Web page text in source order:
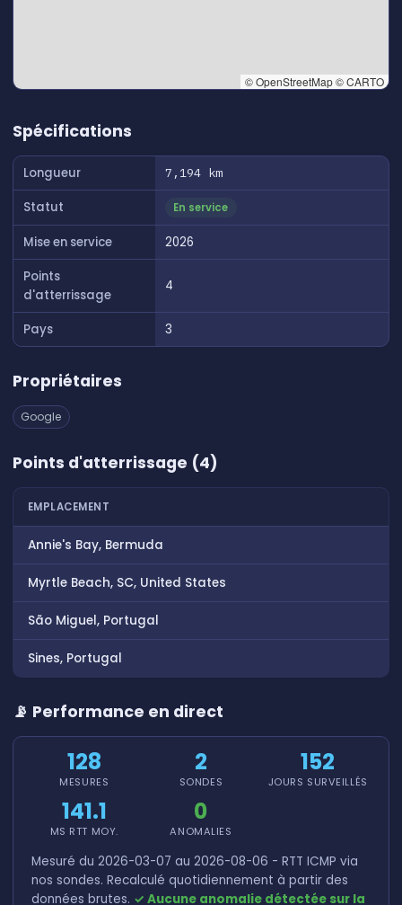
© OpenStreetMap © CARTO
Spécifications
Longueur 7,194 km
Statut En service
Mise en service
2026
Points
d'atterrissage
4
Pays 3
Propriétaires
Google
Points d'atterrissage (4)
EMPLACEMENT
Annie's Bay, Bermuda
Myrtle Beach, SC, United States
São Miguel, Portugal
Sines, Portugal
📡 Performance en direct
128
MESURES
2
SONDES
152
JOURS SURVEILLÉS
141.1
MS RTT MOY.
0
ANOMALIES
Mesuré du 2026-03-07 au 2026-08-06 - RTT ICMP via
nos sondes. Recalculé quotidiennement à partir des
données brutes. ✓ Aucune anomalie détectée sur la